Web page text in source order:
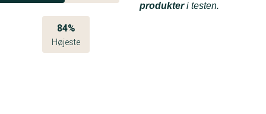
84%
Højeste
produkteri testen.